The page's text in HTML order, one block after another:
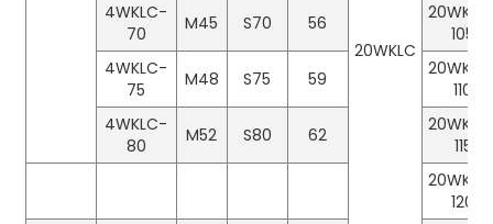
20WKLC
4WKLC-
70
M45 S70 56
105
4WKLC-
75
M48 S75 59
110
4WKLC-
80
M52 S80 62
115
120